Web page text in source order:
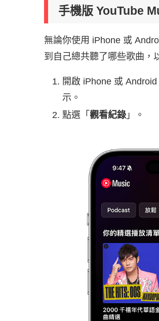
手機版 YouTube
無論你使用 iPhone 或
到自己總共聽了哪些歌曲，
開啟 iPhone 或
示。
點選「 觀看紀錄 」。